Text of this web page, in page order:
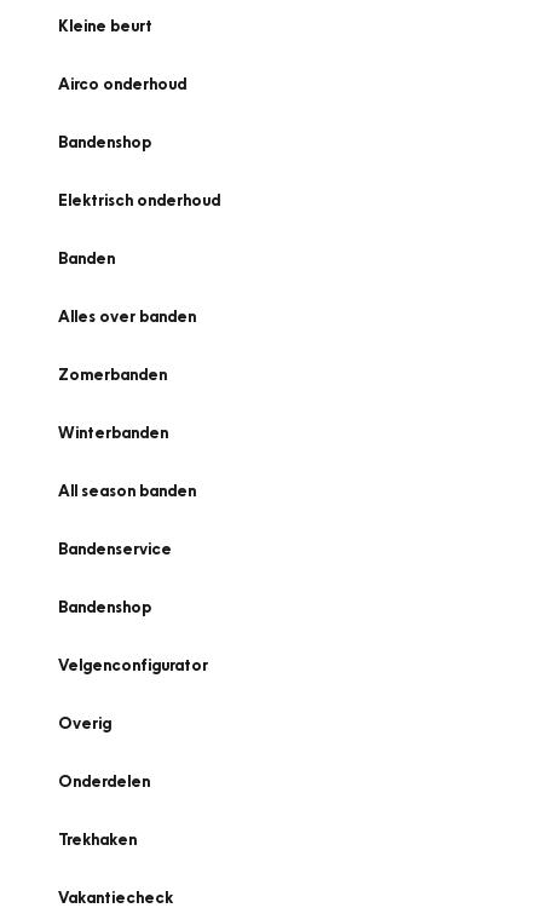
Kleine beurt
Airco onderhoud
Bandenshop
Elektrisch onderhoud
Banden
Alles over banden
Zomerbanden
Winterbanden
All season banden
Bandenservice
Bandenshop
Velgenconfigurator
Overig
Onderdelen
Trekhaken
Vakantiecheck